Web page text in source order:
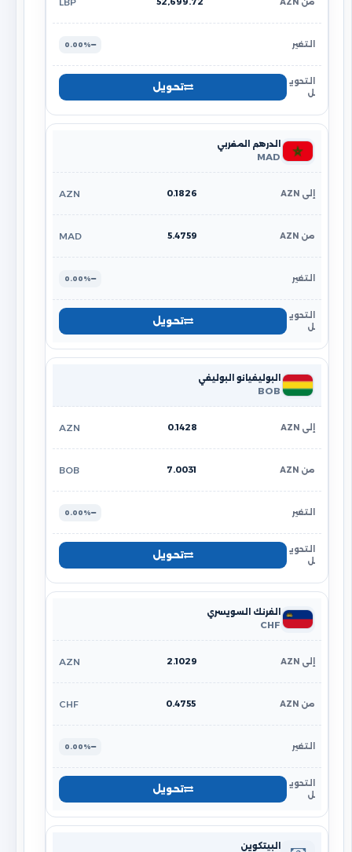
0.00%
تحويل
الدرهم المغربي
MAD
0.1826
AZN
5.4759
MAD
0.00%
تحويل
البوليفيانو البوليفي
BOB
0.1428
AZN
7.0031
BOB
0.00%
تحويل
الفرنك السويسري
CHF
2.1029
AZN
0.4755
CHF
0.00%
تحويل
البيتكوين